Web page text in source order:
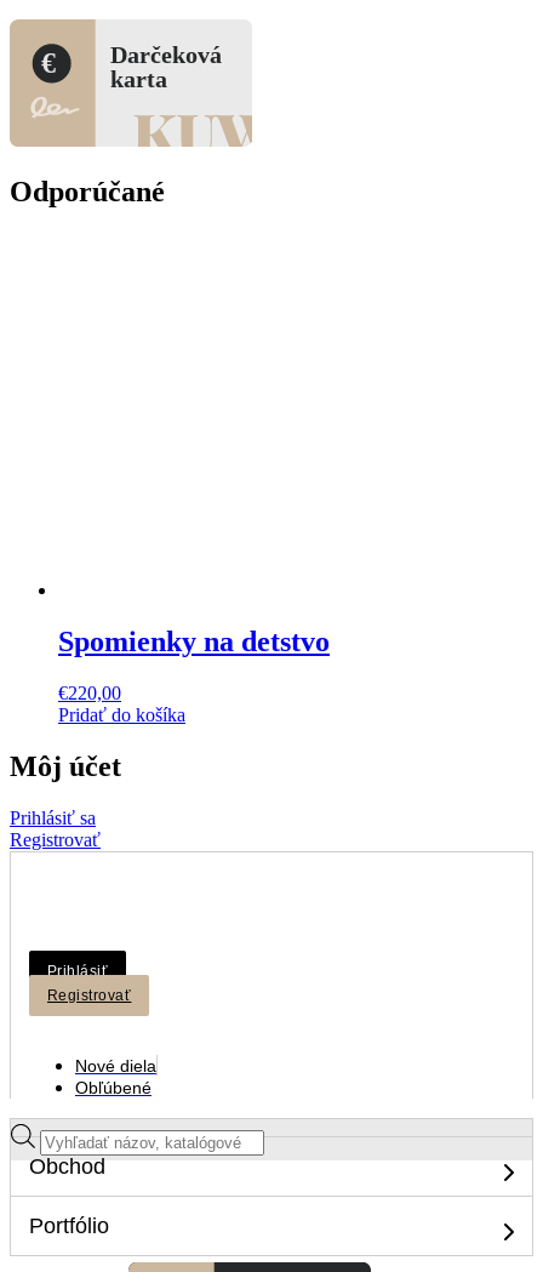
Darčeková
karta
€
Odporúčané
Spomienky na detstvo
€220,00
Pridať do košíka
Môj účet
Prihlásiť sa
Registrovať
Prihlásiť
Registrovať
Nové diela
Obľúbené
Products
search
Obchod
Portfólio